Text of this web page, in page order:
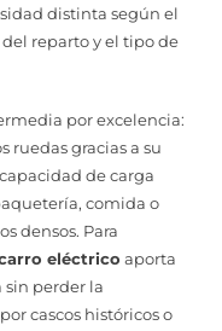
distinta según el
reparto y el tipo de
por excelencia:
ruedas gracias a su
de carga
comida o
densos. Para
eléctrico aporta
perder la
cascos históricos o